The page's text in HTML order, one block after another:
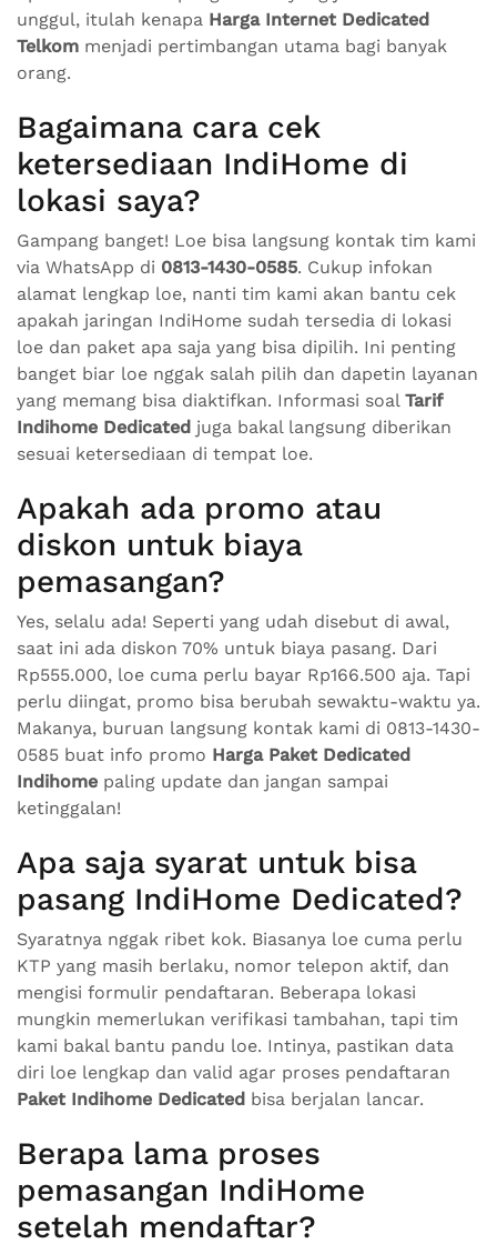
unggul, itulah kenapa Harga Internet Dedicated
Telkom menjadi pertimbangan utama bagi banyak
orang.
Bagaimana cara cek
ketersediaan IndiHome di
lokasi saya?
Gampang banget! Loe bisa langsung kontak tim kami
via WhatsApp di 0813-1430-0585. Cukup infokan
alamat lengkap loe, nanti tim kami akan bantu cek
apakah jaringan IndiHome sudah tersedia di lokasi
loe dan paket apa saja yang bisa dipilih. Ini penting
banget biar loe nggak salah pilih dan dapetin layanan
yang memang bisa diaktifkan. Informasi soal Tarif
Indihome Dedicated juga bakal langsung diberikan
sesuai ketersediaan di tempat loe.
Apakah ada promo atau
diskon untuk biaya
pemasangan?
Yes, selalu ada! Seperti yang udah disebut di awal,
saat ini ada diskon 70% untuk biaya pasang. Dari
Rp555.000, loe cuma perlu bayar Rp166.500 aja. Tapi
perlu diingat, promo bisa berubah sewaktu-waktu ya.
Makanya, buruan langsung kontak kami di 0813-1430-
0585 buat info promo Harga Paket Dedicated
Indihome paling update dan jangan sampai
ketinggalan!
Apa saja syarat untuk bisa
pasang IndiHome Dedicated?
Syaratnya nggak ribet kok. Biasanya loe cuma perlu
KTP yang masih berlaku, nomor telepon aktif, dan
mengisi formulir pendaftaran. Beberapa lokasi
mungkin memerlukan verifikasi tambahan, tapi tim
kami bakal bantu pandu loe. Intinya, pastikan data
diri loe lengkap dan valid agar proses pendaftaran
Paket Indihome Dedicated bisa berjalan lancar.
Berapa lama proses
pemasangan IndiHome
setelah mendaftar?